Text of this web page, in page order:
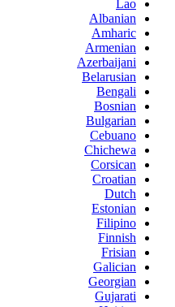
Lao
Albanian
Amharic
Armenian
Azerbaijani
Belarusian
Bengali
Bosnian
Bulgarian
Cebuano
Chichewa
Corsican
Croatian
Dutch
Estonian
Filipino
Finnish
Frisian
Galician
Georgian
Gujarati